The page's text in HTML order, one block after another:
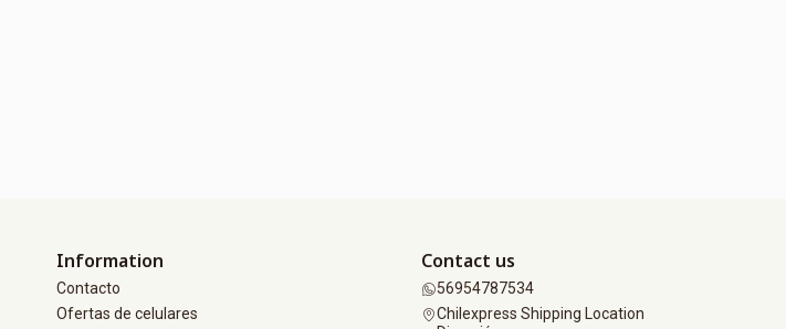
Information
Contacto
Ofertas de celulares
Contact us
56954787534
Chilexpress Shipping Location